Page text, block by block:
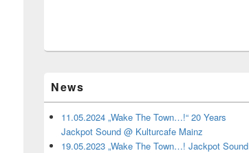
News
11.05.2024 „Wake The Town…!“ 20 Years
Jackpot Sound @ Kulturcafe Mainz
19.05.2023 „Wake The Town…! Jackpot Sound